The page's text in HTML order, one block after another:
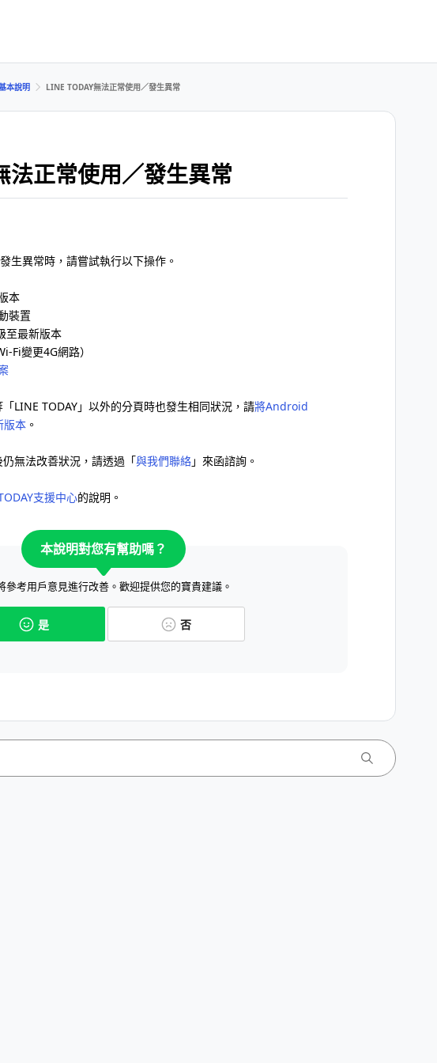
本說明 LINE TODAY無法正常使用／發生異常
法正常使用／發生異常
生異常時，請嘗試執行以下操作。
本
裝置
至最新版本
Fi變更4G網路）
LINE TODAY」以外的分頁時也發生相同狀況，請將Android
版本 。
無法改善狀況，請透過「與我們聯絡」來函諮詢。
支援中心的說明。
本說明對您有幫助嗎？
參考用戶意見進行改善。歡迎提供您的寶貴建議。
是 否